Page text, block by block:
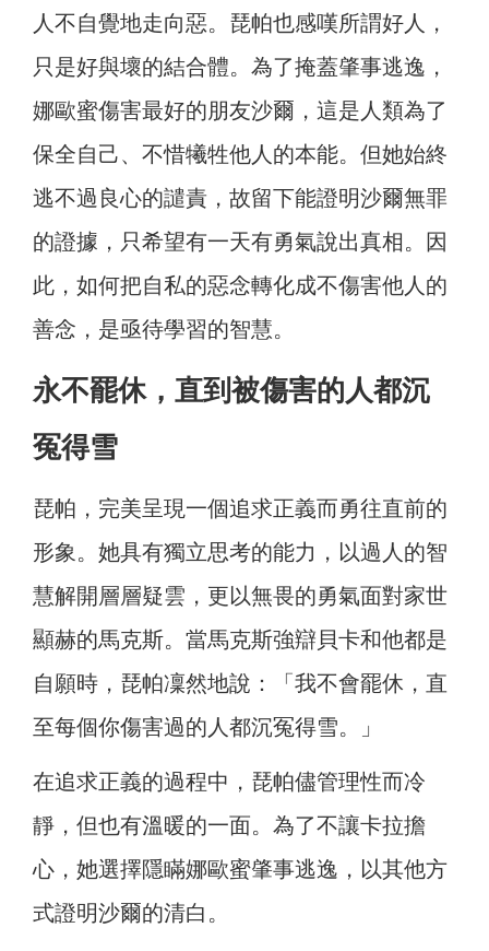
人不自覺地走向惡。琵帕也感嘆所謂好人，
只是好與壞的結合體。為了掩蓋肇事逃逸，
娜歐蜜傷害最好的朋友沙爾，這是人類為了
保全自己、不惜犧牲他人的本能。但她始終
逃不過良心的譴責，故留下能證明沙爾無罪
的證據，只希望有一天有勇氣說出真相。因
此，如何把自私的惡念轉化成不傷害他人的
善念，是亟待學習的智慧。
永不罷休，直到被傷害的人都沉
冤得雪
琵帕，完美呈現一個追求正義而勇往直前的
形象。她具有獨立思考的能力，以過人的智
慧解開層層疑雲，更以無畏的勇氣面對家世
顯赫的馬克斯。當馬克斯強辯貝卡和他都是
自願時，琵帕凜然地說：「我不會罷休，直
至每個你傷害過的人都沉冤得雪。」
在追求正義的過程中，琵帕儘管理性而冷
靜，但也有溫暖的一面。為了不讓卡拉擔
心，她選擇隱瞞娜歐蜜肇事逃逸，以其他方
式證明沙爾的清白。